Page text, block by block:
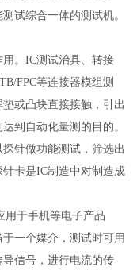
试综合一体的测试机。
用。IC测试治具、转接
FPC等连接器模组测
或凸块直接接触，引出
到自动化量测的目的。
针做功能测试，筛选出
卡是IC制造中对制造成
用于手机等电子产品
一个媒介，测试时可用
信号，进行电流的传